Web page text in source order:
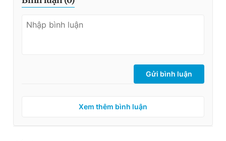
Gửi bình luận
Xem thêm bình luận